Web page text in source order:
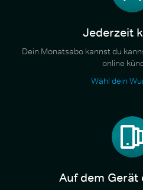
Jederzeit
Dein Monatsabo kannst du
online
Wähl dein
Auf dem Gerät